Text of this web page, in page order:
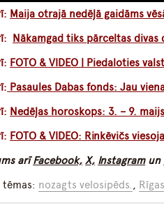
Maija otrajā nedēļā gaidāms
Nākamgad tiks pārceltas divas
FOTO & VIDEO | Piedaloties
Pasaules Dabas fonds: Jau
Nedēļas horoskops: 3. – 9. maijs
FOTO & VIDEO: Rinkēvičs
arīFacebook, X, Instagramun
nozagts velosipēds.,